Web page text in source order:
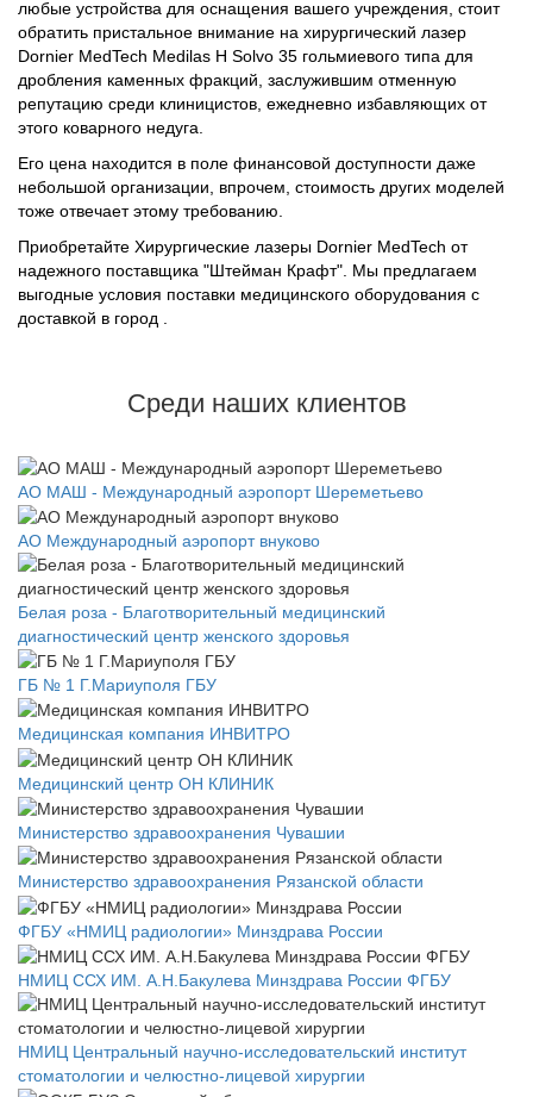
любые устройства для оснащения вашего учреждения, стоит
обратить пристальное внимание на хирургический лазер
Dornier MedTech Medilas H Solvo 35 гольмиевого типа для
дробления каменных фракций, заслужившим отменную
репутацию среди клиницистов, ежедневно избавляющих от
этого коварного недуга.
Его цена находится в поле финансовой доступности даже
небольшой организации, впрочем, стоимость других моделей
тоже отвечает этому требованию.
Приобретайте Хирургические лазеры Dornier MedTech от
надежного поставщика "Штейман Крафт". Мы предлагаем
выгодные условия поставки медицинского оборудования с
доставкой в город .
Среди наших клиентов
АО МАШ - Международный аэропорт Шереметьево
АО Международный аэропорт внуково
Белая роза - Благотворительный медицинский
диагностический центр женского здоровья
ГБ № 1 Г.Мариуполя ГБУ
Медицинская компания ИНВИТРО
Медицинский центр ОН КЛИНИК
Министерство здравоохранения Чувашии
Министерство здравоохранения Рязанской области
ФГБУ «НМИЦ радиологии» Минздрава России
НМИЦ ССХ ИМ. А.Н.Бакулева Минздрава России ФГБУ
НМИЦ Центральный научно-исследовательский институт
стоматологии и челюстно-лицевой хирургии